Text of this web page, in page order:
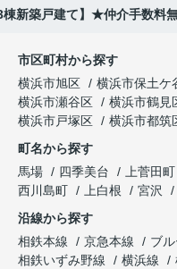
新築戸建て】★仲介手数料
市区町村から探す
横浜市旭区
横浜市保土ケ
横浜市瀬谷区
横浜市鶴見
横浜市戸塚区
横浜市都筑
町名から探す
馬場
四季美台 上菅田町
西川島町
上白根 宮沢
沿線から探す
相鉄本線
京急本線 ブ
相鉄いずみ野線
横浜線